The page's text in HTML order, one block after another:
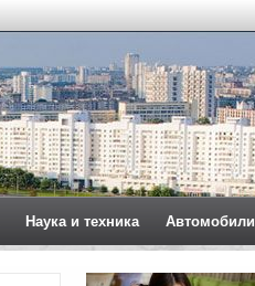
Наука и техника Автомобили